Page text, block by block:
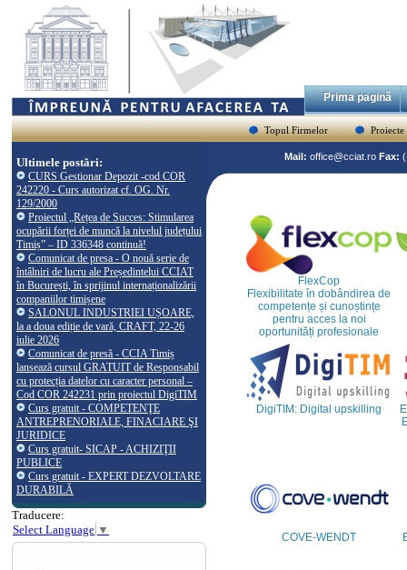
Prima pagină
Topul Firmelor Proiecte
Ultimele postări:
CURS Gestionar Depozit -cod COR
242220 - Curs autorizat cf. OG. Nr.
129/2000
Proiectul „Rețea de Succes: Stimularea
ocupării forței de muncă la nivelul județului
Timiș” – ID 336348 continuă!
Comunicat de presa - O nouă serie de
întâlniri de lucru ale Președintelui CCIAT
în București, în sprijinul internaționalizării
companiilor timișene
SALONUL INDUSTRIEI UȘOARE,
la a doua ediție de vară, CRAFT, 22-26
iulie 2026
Comunicat de presă - CCIA Timiș
lansează cursul GRATUIT de Responsabil
cu protecția datelor cu caracter personal –
Cod COR 242231 prin proiectul DigiTIM
Curs gratuit - COMPETENŢE
ANTREPRENORIALE, FINACIARE ŞI
JURIDICE
Curs gratuit- SICAP - ACHIZIŢII
PUBLICE
Curs gratuit - EXPERT DEZVOLTARE
DURABILĂ
Traducere:
Select Language ▼
Mail: office@cciat.ro Fax:
FlexCop
Flexibilitate în dobândirea de
competențe și cunoștințe
pentru acces la noi
oportunități profesionale
DigiTIM: Digital upskilling
COVE-WENDT